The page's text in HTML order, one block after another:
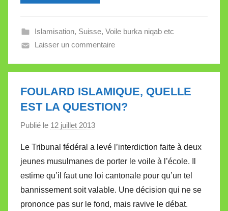
l
V
a
l
t
Islamisation, Suisse, Voile burka niqab etc
Laisser un commentaire
FOULARD ISLAMIQUE, QUELLE
EST LA QUESTION?
Publié le 12 juillet 2013
r
M
i
r
e
Le Tribunal fédéral a levé l’interdiction faite à deux
jeunes musulmanes de porter le voile à l’école. Il
estime qu’il faut une loi cantonale pour qu’un tel
bannissement soit valable. Une décision qui ne se
prononce pas sur le fond, mais ravive le débat.